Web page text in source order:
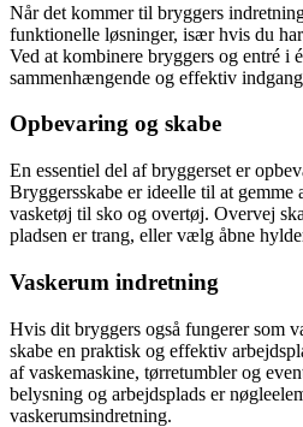
Når det kommer til bryggers
funktionelle løsninger, især hvis du
Ved at kombinere bryggers og entré i
sammenhængende og effektiv
Opbevaring og skabe
En essentiel del af bryggerset er
Bryggersskabe er ideelle til at
vasketøj til sko og overtøj. Overvej
pladsen er trang, eller vælg åbne
Vaskerum indretning
Hvis dit bryggers også fungerer som
skabe en praktisk og effektiv
af vaskemaskine, tørretumbler og
belysning og arbejdsplads er
vaskerumsindretning.